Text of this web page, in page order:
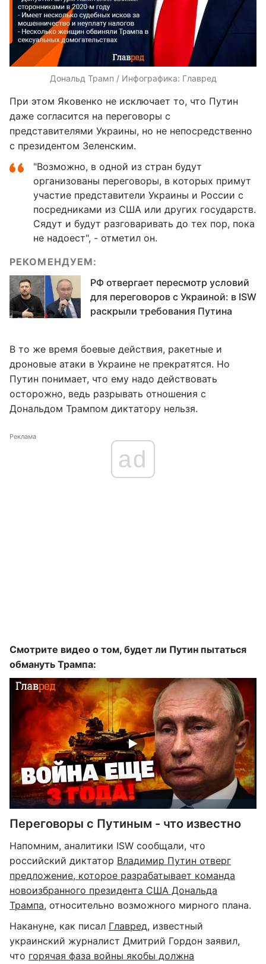
Дональд Трамп / Инфографика: Главред
При этом Яковенко не исключает то, что Путин
даже согласится на переговоры с
представителями Украины, но не непосредственно
с президентом Зеленским.
"Возможно, в одной из стран будут
организованы переговоры, в которых примут
участие представители Украины и России с
посредниками из США или других государств.
Сядут и будут разговаривать до тех пор, пока
не надоест", - отметил он.
РЕКОМЕНДУЕМ:
РФ отвергает пересмотр условий
для переговоров с Украиной: в ISW
раскрыли требования Путина
В то же время боевые действия, ракетные и
дроновые атаки в Украине не прекратятся. Но
Путин понимает, что ему надо действовать
осторожно, ведь разрывать отношения с
Дональдом Трампом диктатору нельзя.
Реклама
ad
Смотрите видео о том, будет ли Путин пытаться
обмануть Трампа:
Переговоры с Путиным - что известно
Напомним, аналитики ISW сообщали, что
российский диктатор Владимир Путин отверг
предложение, которое разрабатывает команда
новоизбранного президента США Дональда
Трампа, относительно возможного мирного плана.
Накануне, как писал Главред, известный
украинский журналист Дмитрий Гордон заявил,
что горячая фаза войны якобы должна